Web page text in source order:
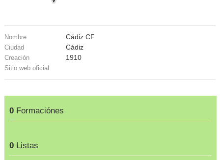
Nombre Cádiz CF
Ciudad Cádiz
Creación 1910
Sitio web oficial
0Formaciónes
0Listas